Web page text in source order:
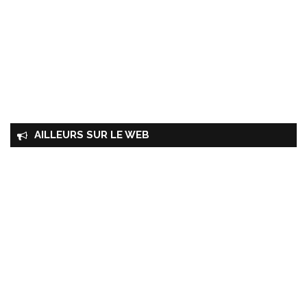
AILLEURS SUR LE WEB